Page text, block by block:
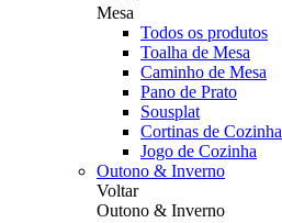
Mesa
Todos os produtos
Toalha de Mesa
Caminho de Mesa
Pano de Prato
Sousplat
Cortinas de Cozinha
Jogo de Cozinha
Outono & Inverno
Voltar
Outono & Inverno